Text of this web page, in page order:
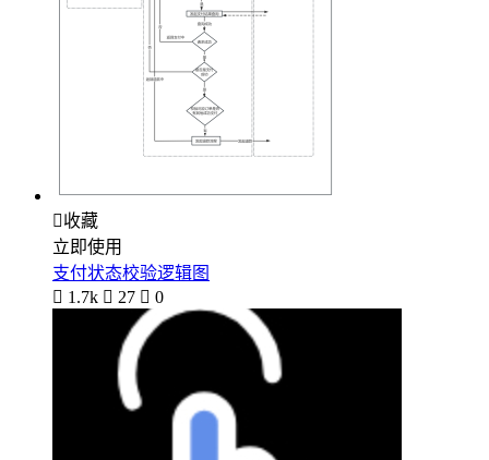
收藏
立即使用
支付状态校验逻辑图
 1.7k  27  0